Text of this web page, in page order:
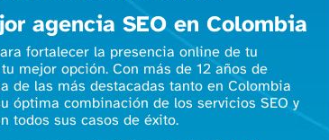
agencia SEO en Colombia
fortalecer la presencia online de tu
mejor opción. Con más de 12 años de
de las más destacadas tanto en Colombia
óptima combinación de los servicios SEO y
todos sus casos de éxito.